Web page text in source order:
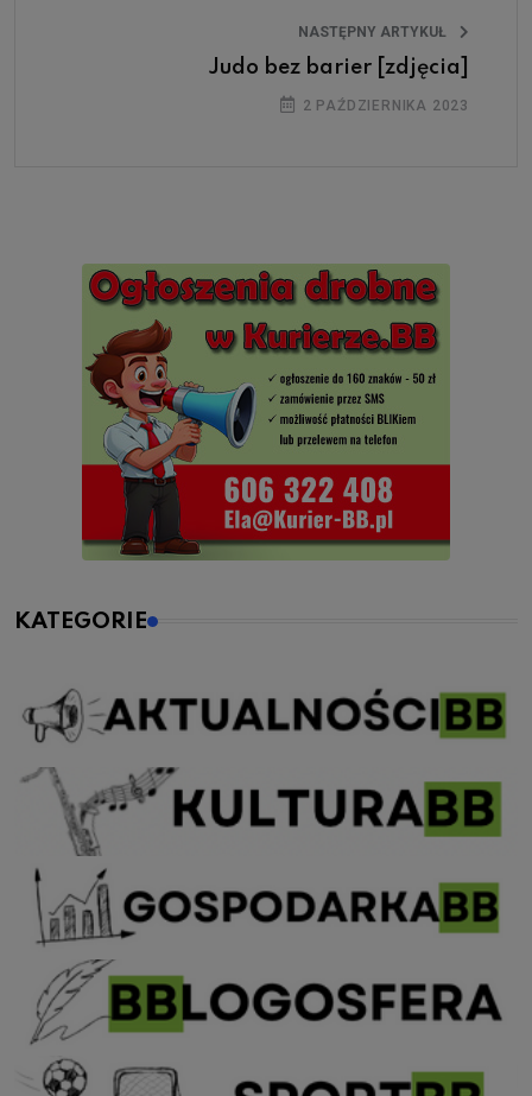
NASTĘPNY ARTYKUŁ
Judo bez barier [zdjęcia]
2 PAŹDZIERNIKA 2023
KATEGORIE